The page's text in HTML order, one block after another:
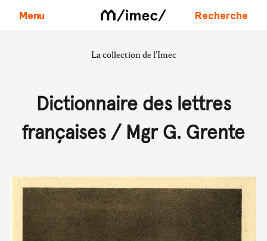
Menu Recherche
La collection de l’Imec
Dictionnaire des lettres
françaises / Mgr G. Grente